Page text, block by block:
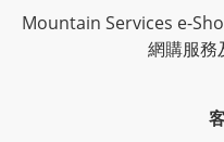
Mountain Services e-
網購服務